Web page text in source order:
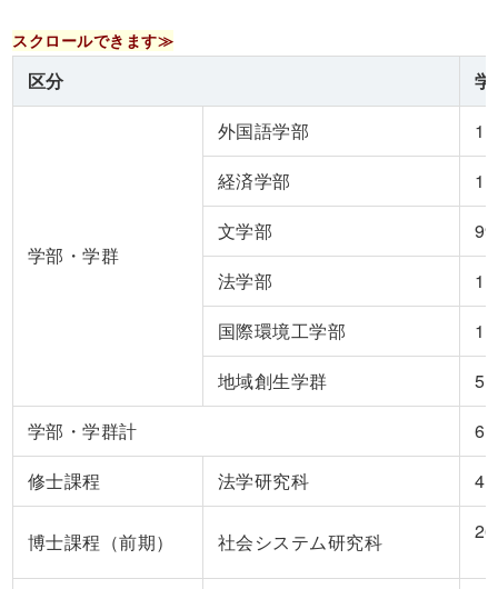
区分 学
学部・学群
外国語学部
経済学部
文学部
法学部
国際環境工学部
地域創生学群
学部・学群計
修士課程
法学研究科 4
博士課程（前期） 社会システム研究科 26